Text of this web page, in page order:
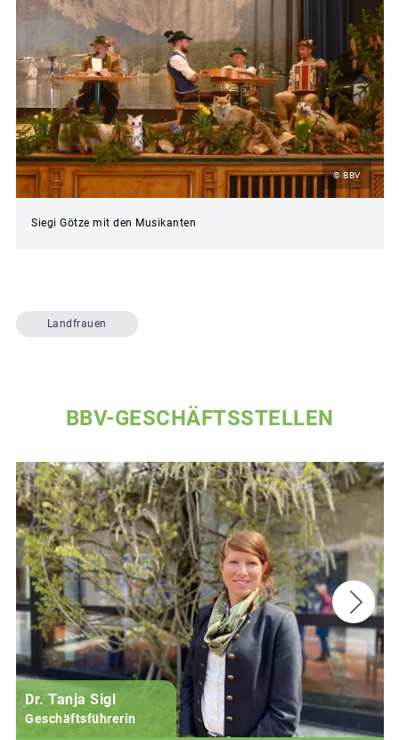
© BBV
Siegi Götze mit den Musikanten
Landfrauen
BBV-GESCHÄFTSSTELLEN
Dr. Tanja Sigl
Geschäftsführerin